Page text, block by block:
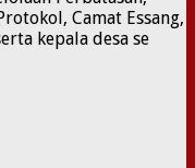
Camat Essang,
kepala desa se